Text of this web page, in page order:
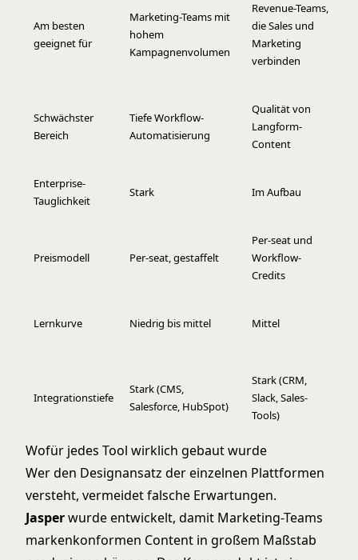
Am besten
geeignet für
Marketing-Teams mit
hohem
Kampagnenvolumen
Revenue-Teams,
die Sales und
Marketing
verbinden
Schwächster
Bereich
Tiefe Workflow-
Automatisierung
Qualität von
Langform-
Content
Enterprise-
Tauglichkeit
Stark Im Aufbau
Preismodell Per-seat, gestaffelt
Per-seat und
Workflow-
Credits
Lernkurve Niedrig bis mittel Mittel
Integrationstiefe
Stark (CMS,
Salesforce, HubSpot)
Stark (CRM,
Slack, Sales-
Tools)
Wofür jedes Tool wirklich gebaut wurde
Wer den Designansatz der einzelnen Plattformen
versteht, vermeidet falsche Erwartungen.
Jasperwurde entwickelt, damit Marketing-Teams
markenkonformen Content in großem Maßstab